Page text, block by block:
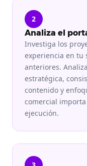
2
Analiza el
Investiga los
experiencia en tu
anteriores.
estratégica,
contenido y
comercial
ejecución.